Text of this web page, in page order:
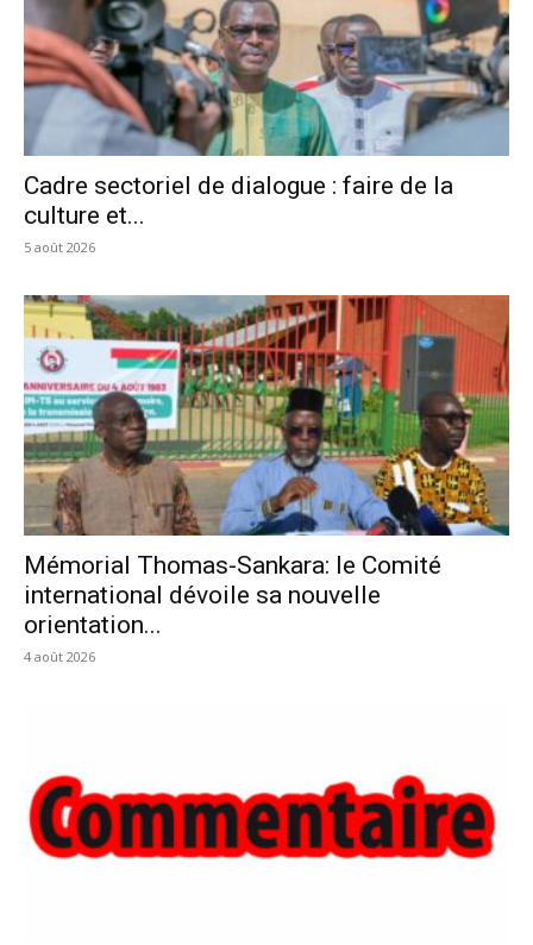
Cadre sectoriel de dialogue : faire de la
culture et...
5 août 2026
Mémorial Thomas-Sankara: le Comité
international dévoile sa nouvelle
orientation...
4 août 2026